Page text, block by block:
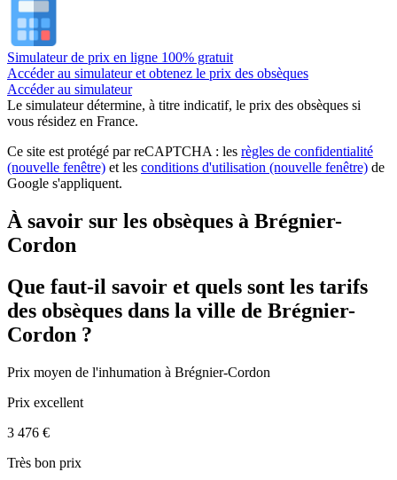
Simulateur de prix en ligne 100% gratuit
Accéder au simulateur et obtenez le prix des obsèques
Accéder au simulateur
Le simulateurdétermine, à titre indicatif, le prix des obsèques si
vous résidez en France.
Ce site est protégé par reCAPTCHA : les règles de confidentialité
(nouvelle fenêtre) et les conditions d'utilisation (nouvelle fenêtre) de
Google s'appliquent.
À savoir sur les obsèques à Brégnier-
Cordon
Que faut-il savoir et quels sont les tarifs
des obsèques dans la ville de Brégnier-
Cordon ?
Prix moyen de l'inhumation à Brégnier-Cordon
Prix excellent
3 476 €
Très bon prix